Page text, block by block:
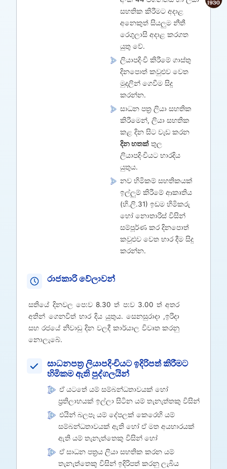
සහතික කිරීමට අදාළ
අනෙකුත් සියලුම නීතී
රෙගුලාසි අදාළ කරගත
යුතු වේ.
ලියාපදිංචි කිරීමේ ගාස්තු
දිනපොත් කවුළුව වෙත
මුදලින් ගෙවීම සිදු
කරන්න.
සාධන පත්‍ර ලියා සහතික
කිරීමෙන්, ලියා සහතික
කළ දින සිට වැඩ කරන
දින හතක්තුල
ලියාපදිංචියට භාරදිය
යුතුය.
නව හිමිකම් සහතිකයක්
ඉල්ලුම් කිරීමේ ආකෘතිය
(හි.ලි.31) ඉඩම‌ හිමිකරු
හෝ නොතාරිස් විසින්
සම්පූර්ණ කර දිනපොත්
කවුළුව වෙත භාර දීම සිදු
කරන්න.
රාජකාරි වේලාවන්
සතියේ දිනවල පෙ:ව 8.30 ත් ප:ව 3.00 ත් අතර
අතින් ගෙනවිත් භාර දිය යුතුය. සෙනසුරාදා ,ඉරිදා
සහ රජයේ නිවාඩු දින වලදී කාර්යාල විවෘත කරනු
නොලැබේ.
සාධනපත්‍ර ලියාපදිංචියට ඉදිරිපත් කිරීමට
හිමිකම ඇති පුද්ගලයින්
ඒ යටතේ යම් සම්බන්ධතාවයක් හෝ
ප්‍රතිලාභයක් ඉල්ලා සිටින යම් තැනැත්තකු විසින්
එයින් බලපෑ යම් දේපලක් කෙරෙහි යම්
සම්බන්ධතාවයක් ඇති හෝ ඒ මත අයභාරයක්
ඇති යම් තැනැත්තෙකු විසින් හෝ
ඒ සාධන පත්‍රය ලියා සහතික කරන යම්
තැනැත්තෙකු විසින් ඉදිරිපත් කරනු ලැබිය